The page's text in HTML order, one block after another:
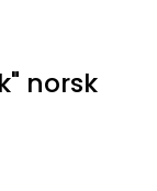
norsk